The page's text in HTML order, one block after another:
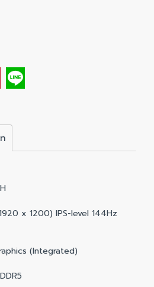
x 1200) IPS-level 144Hz
(Integrated)